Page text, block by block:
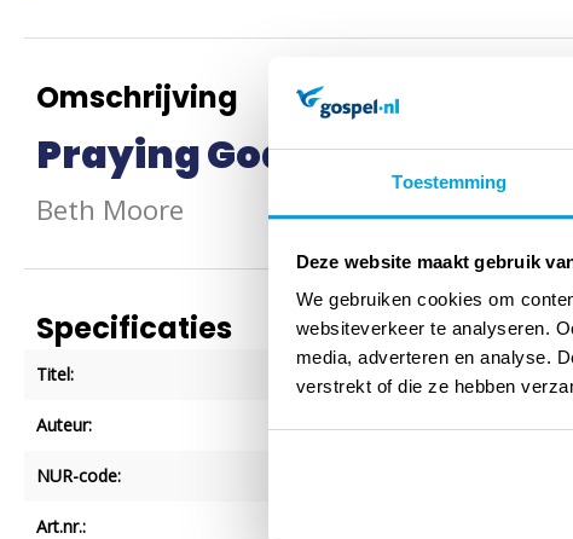
Toestemming
Deze website maakt gebruik
We gebruiken cookies om
websiteverkeer te analyseren.
media, adverteren en analyse.
verstrekt of die ze hebben
Omschrijving
Praying God's Word Day
Beth Moore
Specificaties
Titel: Praying God's Word Day By
Auteur: Beth Moore
NUR-code:
Art.nr.: